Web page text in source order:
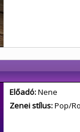
Előadó:Nene
Zenei stílus:Pop/